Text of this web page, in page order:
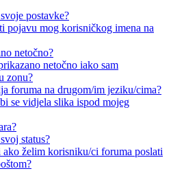
postavke?
pojavu mog korisničkog imena na
netočno?
netočno iako sam
zonu?
foruma na drugom/im jeziku/cima?
se vidjela slika ispod mojeg
status?
ako želim korisniku/ci foruma poslati